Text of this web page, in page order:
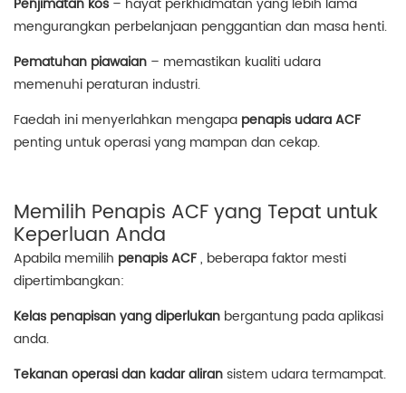
mengurangkan perbelanjaan penggantian dan masa henti.
Pematuhan piawaian – memastikan kualiti udara
memenuhi peraturan industri.
Faedah ini menyerlahkan mengapa penapis udara ACF
penting untuk operasi yang mampan dan cekap.
Memilih Penapis ACF yang Tepat untuk
Keperluan Anda
Apabila memilih penapis ACF, beberapa faktor mesti
dipertimbangkan:
Kelas penapisan yang diperlukan bergantung pada aplikasi
anda.
Tekanan operasi dan kadar aliransistem udara termampat.